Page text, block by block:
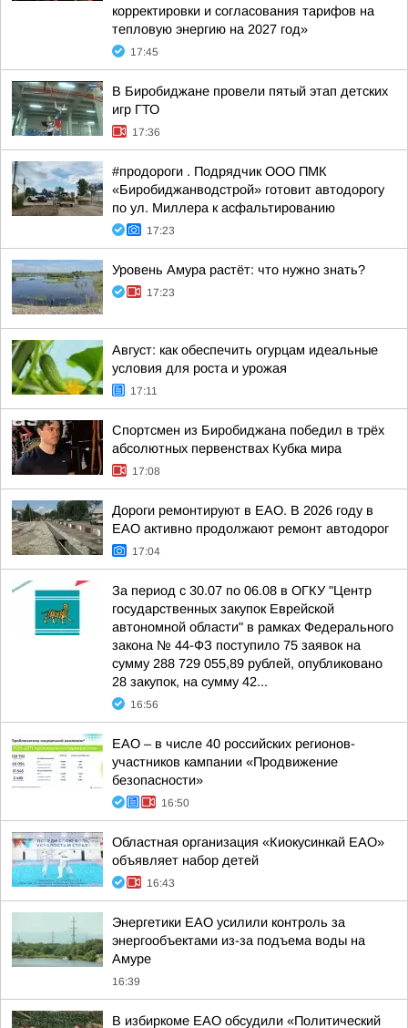
корректировки и согласования тарифов на
тепловую энергию на 2027 год»
17:45
В Биробиджане провели пятый этап детских
игр ГТО
17:36
#продороги . Подрядчик ООО ПМК
«Биробиджанводстрой» готовит автодорогу
по ул. Миллера к асфальтированию
17:23
Уровень Амура растёт: что нужно знать?
17:23
Август: как обеспечить огурцам идеальные
условия для роста и урожая
17:11
Спортсмен из Биробиджана победил в трёх
абсолютных первенствах Кубка мира
17:08
Дороги ремонтируют в ЕАО. В 2026 году в
ЕАО активно продолжают ремонт автодорог
17:04
За период с 30.07 по 06.08 в ОГКУ "Центр
государственных закупок Еврейской
автономной области" в рамках Федерального
закона № 44-ФЗ поступило 75 заявок на
сумму 288 729 055,89 рублей, опубликовано
28 закупок, на сумму 42...
16:56
ЕАО – в числе 40 российских регионов-
участников кампании «Продвижение
безопасности»
16:50
Областная организация «Киокусинкай ЕАО»
объявляет набор детей
16:43
Энергетики ЕАО усилили контроль за
энергообъектами из-за подъема воды на
Амуре
16:39
В избиркоме ЕАО обсудили «Политический